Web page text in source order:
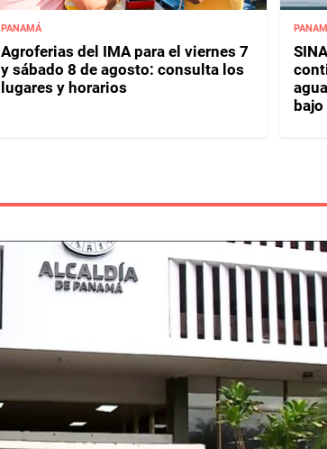
PANAMÁ
Agroferias del IMA para el viernes 7
y sábado 8 de agosto: consulta los
lugares y horarios